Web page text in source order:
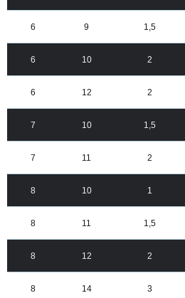
6 9 1,5
6 10 2
6 12 2
7 10 1,5
7 11 2
8 10 1
8 11 1,5
8 12 2
8 14 3